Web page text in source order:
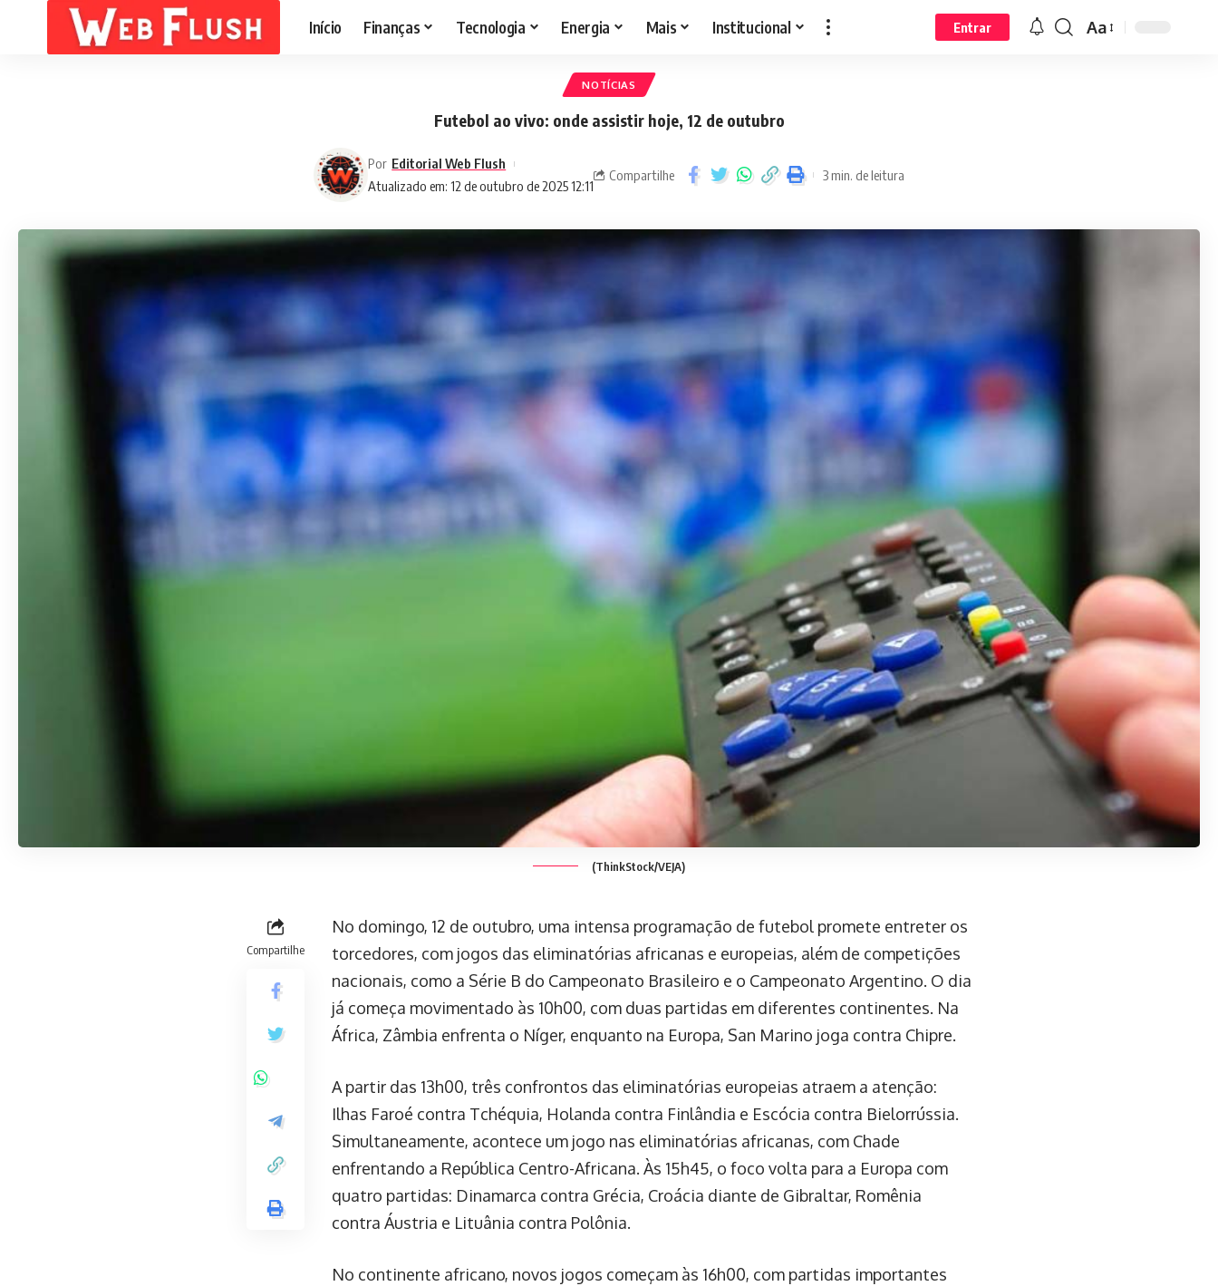
Início Finanças Tecnologia Energia Mais Institucional Entrar Aa
NOTÍCIAS
Futebol ao vivo: onde assistir hoje, 12 de outubro
Atualizado em: 12 de outubro de 2025 12:11
Por Editorial Web Flush
Compartilhe 3 min. de leitura
(ThinkStock/VEJA)
Compartilhe
No domingo, 12 de outubro, uma intensa programação de futebol promete entreter os
torcedores, com jogos das eliminatórias africanas e europeias, além de competições
nacionais, como a Série B do Campeonato Brasileiro e o Campeonato Argentino. O dia
já começa movimentado às 10h00, com duas partidas em diferentes continentes. Na
África, Zâmbia enfrenta o Níger, enquanto na Europa, San Marino joga contra Chipre.
A partir das 13h00, três confrontos das eliminatórias europeias atraem a atenção:
Ilhas Faroé contra Tchéquia, Holanda contra Finlândia e Escócia contra Bielorrússia.
Simultaneamente, acontece um jogo nas eliminatórias africanas, com Chade
enfrentando a República Centro-Africana. Às 15h45, o foco volta para a Europa com
quatro partidas: Dinamarca contra Grécia, Croácia diante de Gibraltar, Romênia
contra Áustria e Lituânia contra Polônia.
No continente africano, novos jogos começam às 16h00, com partidas importantes